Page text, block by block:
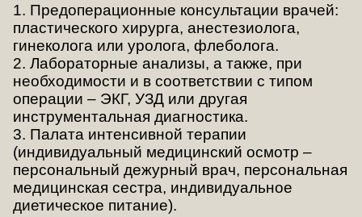
1. Предоперационные консультации врачей:
пластического хирурга, анестезиолога,
гинеколога или уролога, флеболога.
2. Лабораторные анализы, а также, при
необходимости и в соответствии с типом
операции – ЭКГ, УЗД или другая
инструментальная диагностика.
3. Палата интенсивной терапии
(индивидуальный медицинский осмотр –
персональный дежурный врач, персональная
медицинская сестра, индивидуальное
диетическое питание).